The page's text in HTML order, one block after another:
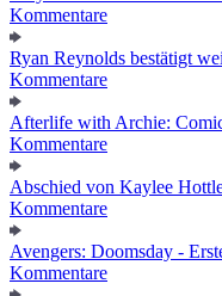
Kommentare
Ryan Reynolds bestätigt
Kommentare
Afterlife with Archie:
Kommentare
Abschied von Kaylee
Kommentare
Avengers: Doomsday -
Kommentare